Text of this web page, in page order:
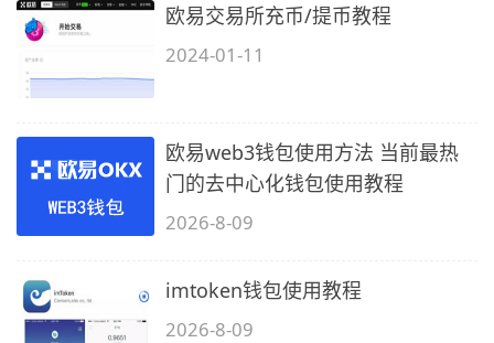
欧易交易所充币/提币教程
2024-01-11
欧易web3钱包使用方法 当前最热
门的去中心化钱包使用教程
2026-8-09
imtoken钱包使用教程
2026-8-09